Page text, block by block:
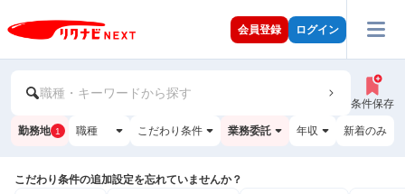
会員登録 ログイン
職種・キーワードから探す
条件保存
勤務地 1 職種 こだわり条件 業務委託 年収 新着のみ
こだわり条件の追加設定を忘れていませんか？